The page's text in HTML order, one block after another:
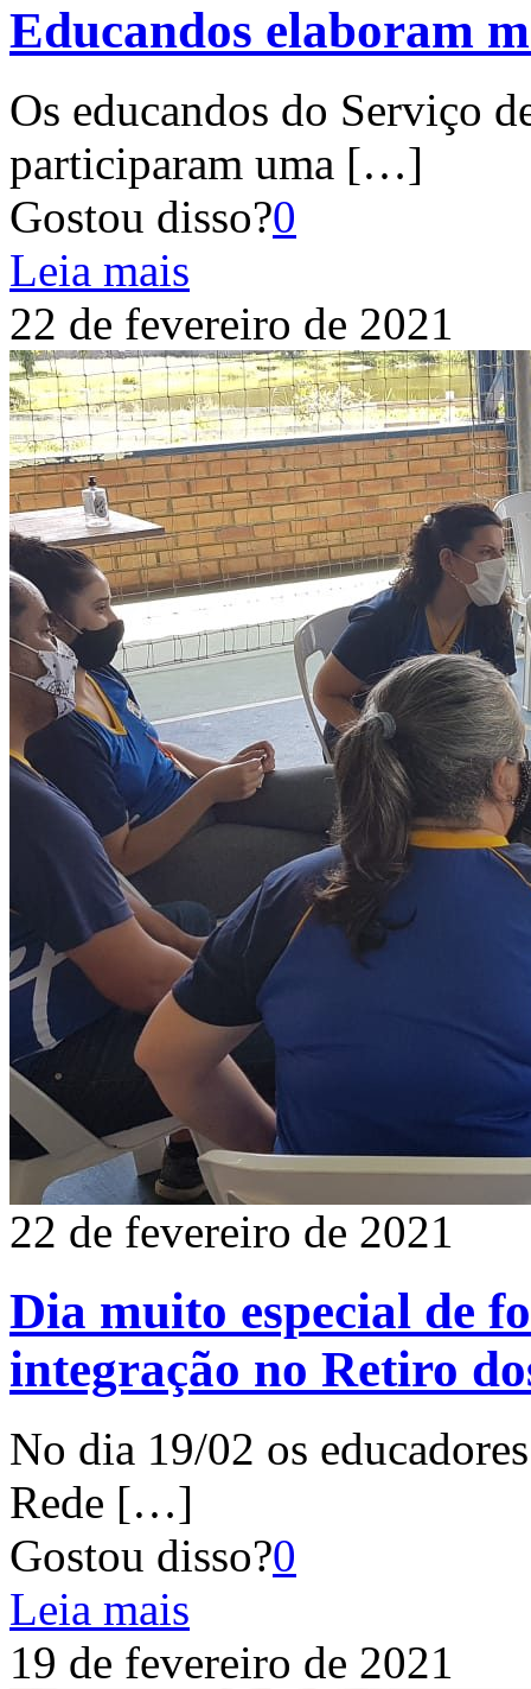
Educandos elaboram
Os educandos do Serviço
participaram uma […]
Gostou disso?0
Leia mais
22 de fevereiro de 2021
22 de fevereiro de 2021
Dia muito especial de
integração no Retiro
No dia 19/02 os
Rede […]
Gostou disso?0
Leia mais
19 de fevereiro de 2021